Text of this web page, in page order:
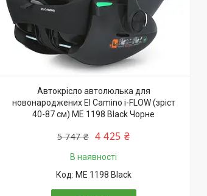
Автокрісло автолюлька для
новонароджених El Camino i-FLOW (зріст
40-87 см) ME 1198 Black Чорне
5 747 ₴ 4 425 ₴
В наявності
ME 1198 Black